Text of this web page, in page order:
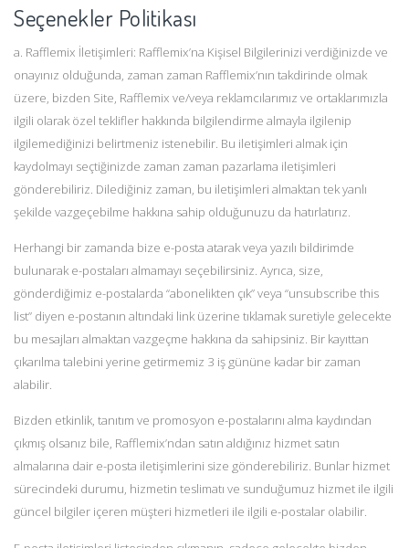
Seçenekler Politikası
a. Rafflemix İletişimleri: Rafflemix’na Kişisel Bilgilerinizi verdiğinizde ve
onayınız olduğunda, zaman zaman Rafflemix’nın takdirinde olmak
üzere, bizden Site, Rafflemix ve/veya reklamcılarımız ve ortaklarımızla
ilgili olarak özel teklifler hakkında bilgilendirme almayla ilgilenip
ilgilemediğinizi belirtmeniz istenebilir. Bu iletişimleri almak için
kaydolmayı seçtiğinizde zaman zaman pazarlama iletişimleri
gönderebiliriz. Dilediğiniz zaman, bu iletişimleri almaktan tek yanlı
şekilde vazgeçebilme hakkına sahip olduğunuzu da hatırlatırız.
Herhangi bir zamanda bize e-posta atarak veya yazılı bildirimde
bulunarak e-postaları almamayı seçebilirsiniz. Ayrıca, size,
gönderdiğimiz e-postalarda “abonelikten çık” veya “unsubscribe this
list” diyen e-postanın altındaki link üzerine tıklamak suretiyle gelecekte
bu mesajları almaktan vazgeçme hakkına da sahipsiniz. Bir kayıttan
çıkarılma talebini yerine getirmemiz 3 iş gününe kadar bir zaman
alabilir.
Bizden etkinlik, tanıtım ve promosyon e-postalarını alma kaydından
çıkmış olsanız bile, Rafflemix’ndan satın aldığınız hizmet satın
almalarına dair e-posta iletişimlerini size gönderebiliriz. Bunlar hizmet
sürecindeki durumu, hizmetin teslimatı ve sunduğumuz hizmet ile ilgili
güncel bilgiler içeren müşteri hizmetleri ile ilgili e-postalar olabilir.